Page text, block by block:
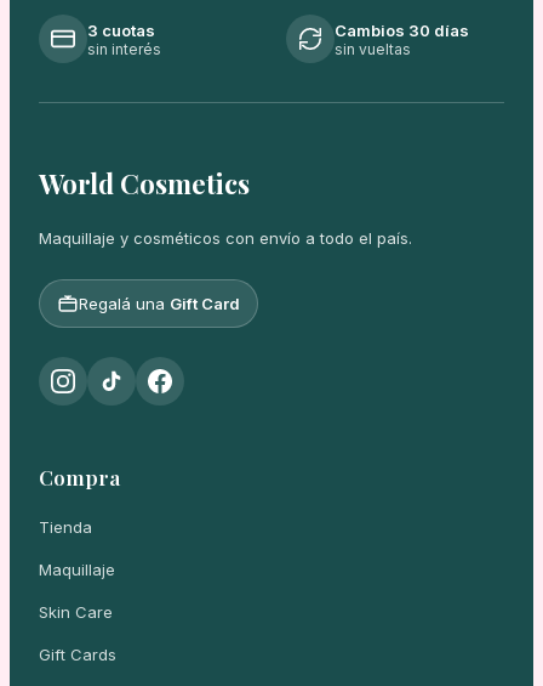
3 cuotas
sin interés
Cambios 30 días
sin vueltas
World Cosmetics
Maquillaje y cosméticos con envío a todo el país.
Regalá una Gift Card
Compra
Tienda
Maquillaje
Skin Care
Gift Cards